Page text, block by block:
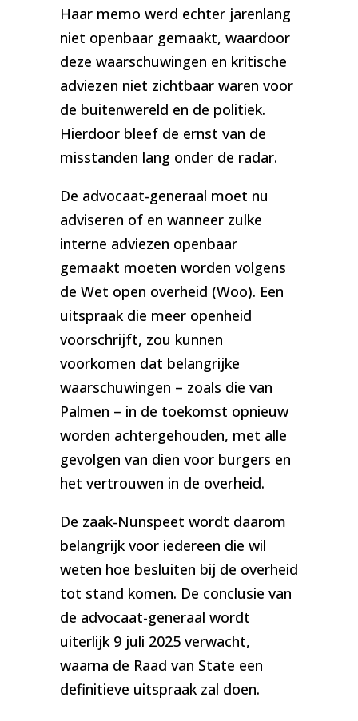
Haar memo werd echter jarenlang
niet openbaar gemaakt, waardoor
deze waarschuwingen en kritische
adviezen niet zichtbaar waren voor
de buitenwereld en de politiek.
Hierdoor bleef de ernst van de
misstanden lang onder de radar.
De advocaat-generaal moet nu
adviseren of en wanneer zulke
interne adviezen openbaar
gemaakt moeten worden volgens
de Wet open overheid (Woo). Een
uitspraak die meer openheid
voorschrijft, zou kunnen
voorkomen dat belangrijke
waarschuwingen – zoals die van
Palmen – in de toekomst opnieuw
worden achtergehouden, met alle
gevolgen van dien voor burgers en
het vertrouwen in de overheid.
De zaak-Nunspeet wordt daarom
belangrijk voor iedereen die wil
weten hoe besluiten bij de overheid
tot stand komen. De conclusie van
de advocaat-generaal wordt
uiterlijk 9 juli 2025 verwacht,
waarna de Raad van State een
definitieve uitspraak zal doen.